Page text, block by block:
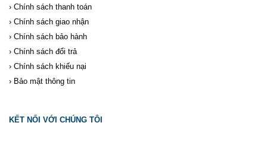
› Chính sách thanh toán
› Chính sách giao nhận
› Chính sách bảo hành
› Chính sách đổi trả
› Chính sách khiếu nại
› Bảo mật thông tin
KẾT NỐI VỚI CHÚNG TÔI